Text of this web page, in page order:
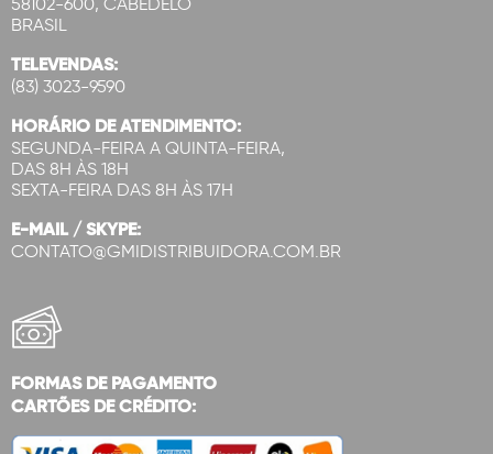
BRASIL
TELEVENDAS:
(83) 3023-9590
HORÁRIO DE ATENDIMENTO:
SEGUNDA-FEIRA A QUINTA-FEIRA,
DAS 8H ÀS 18H
SEXTA-FEIRA DAS 8H ÀS 17H
E-MAIL / SKYPE:
CONTATO@GMIDISTRIBUIDORA.COM.BR
FORMAS DE PAGAMENTO
CARTÕES DE CRÉDITO: